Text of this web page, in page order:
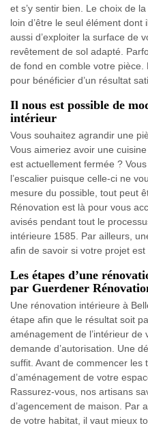
et s’y sentir bien. Le choix de
loin d’être le seul élément
aussi d’exploiter la surface de
revêtement de sol adapté.
de fond en comble votre pièce.
pour bénéficier d’un résultat
Il nous est possible de
intérieur
Vous souhaitez agrandir une
Vous aimeriez avoir une
est actuellement fermée ?
l’escalier puisque celle-ci ne
mesure du possible, tout peut
Rénovation est là pour vous
avisés pendant tout le
intérieure 1585. Par ailleurs,
afin de savoir si votre projet est
Les étapes d’une
par Guerdener
Une rénovation intérieure à
étape afin que le résultat soit
aménagement de l’intérieur
demande d’autorisation. Une
suffit. Avant de commencer les
d’aménagement de votre
Rassurez-vous, nos artisans
d’agencement de maison. Par
de votre habitat, il vaut mieux